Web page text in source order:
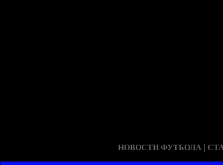
НОВОСТИ ФУТБОЛА |